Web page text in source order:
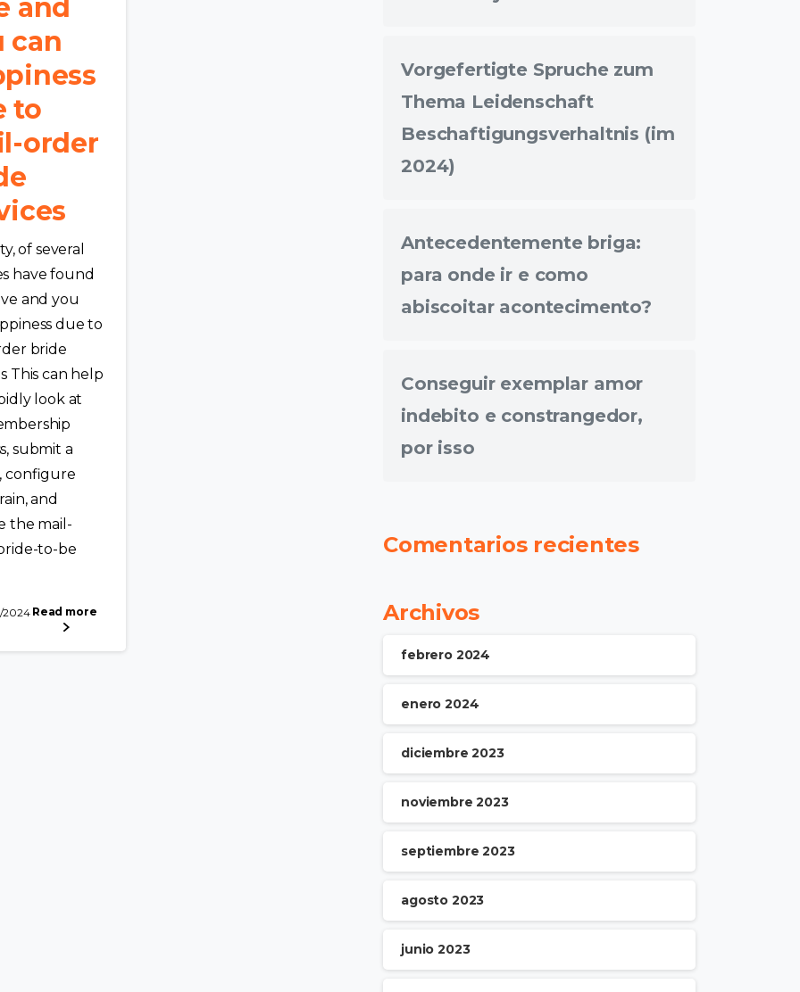
and
can
to
order
of several
have found
and you
due to
bride
This can help
look at
submit a
configure
and
the mail-
to-be
2024 Read more
Vorgefertigte Spruche zum
Thema Leidenschaft
Beschaftigungsverhaltnis (im
2024)
Antecedentemente briga:
para onde ir e como
abiscoitar acontecimento?
Conseguir exemplar amor
indebito e constrangedor,
por isso
Comentarios recientes
Archivos
febrero 2024
enero 2024
diciembre 2023
noviembre 2023
septiembre 2023
agosto 2023
junio 2023